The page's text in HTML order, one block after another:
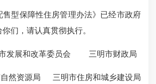
型保障性住房管理办法》已经市政府
们，请认真贯彻执行。
展和改革委员会 三明市财政局
然资源局 三明市住房和城乡建设局